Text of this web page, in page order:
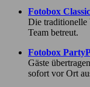
Fotobox
Die traditionelle
Team betreut.
Fotobox
Gäste
sofort vor Ort